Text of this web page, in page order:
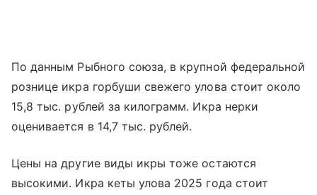
По данным Рыбного союза, в крупной федеральной
рознице икра горбуши свежего улова стоит около
15,8 тыс. рублей за килограмм. Икра нерки
оценивается в 14,7 тыс. рублей.
Цены на другие виды икры тоже остаются
высокими. Икра кеты улова 2025 года стоит